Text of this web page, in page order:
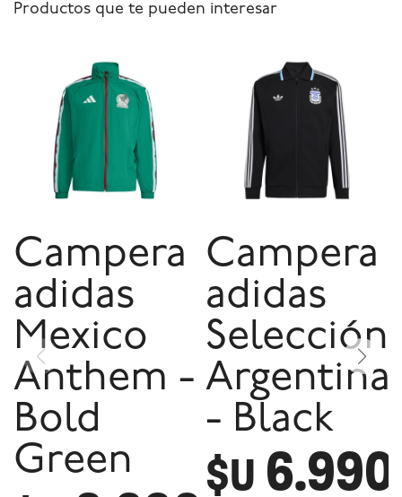
Productos que te pueden interesar
Campera
adidas
Mexico
Anthem -
Bold
Green
Campera
adidas
Selección
Argentina
- Black
$U 6.990